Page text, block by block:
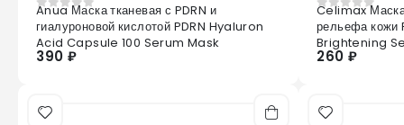
0из 5
Anua Маска тканевая с PDRN и
гиалуроновой кислотой PDRN Hyaluron
Acid Capsule 100 Serum Mask
390 ₽
0из 5
Celimax
рельефа
Brightening
260 ₽